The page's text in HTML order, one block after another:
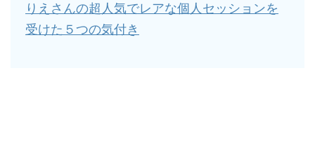
りえさんの超人気でレアな個人セッションを
受けた５つの気付き